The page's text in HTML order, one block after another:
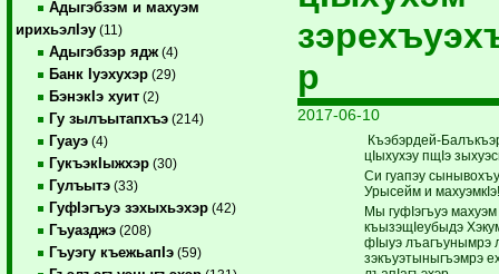
Адыгэбзэм и махуэм
ирихьэлIэу (11)
Адыгэбзэр ядж (4)
Банк Iуэхухэр (29)
БэнэкIэ хуит (2)
Гу зылъытапхъэ (214)
Гуауэ (4)
ГукъэкIыжхэр (30)
Гулъытэ (33)
ГуфIэгъуэ зэхыхьэхэр (42)
Гъуазджэ (208)
Гъуэгу къежьапIэ (59)
р
2017-06-10
Къэбэрдей-
цIыхухэу пщIэ
Си гуапэу
Урысейм и
Мы гуфIэгъуэ махуэм
къызэщIеубыдэ
фIыуэ лъагъунымрэ
зэкъуэтыныгъэмрэ